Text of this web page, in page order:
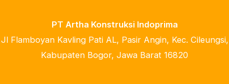
PT Artha Konstruksi Indoprima
Jl Flamboyan Kavling Pati AL, Pasir Angin, Kec. Cileungsi,
Kabupaten Bogor, Jawa Barat 16820